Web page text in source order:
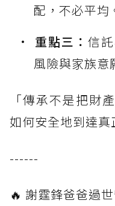
配，不必平均
重點三：信
風險與家族意
「傳承不是把財
如何安全地到達真
------
🔥 謝霆鋒爸爸過